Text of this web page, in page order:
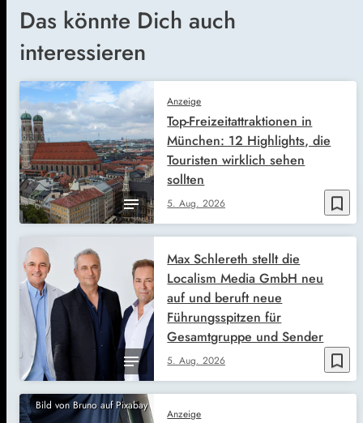
Das könnte Dich auch
interessieren
bookmark_border
Anzeige
5. Aug. 2026
Top-Freizeitattraktionen in
München: 12 Highlights, die
Touristen wirklich sehen
sollten
bookmark_border
5. Aug. 2026
Max Schlereth stellt die
Localism Media GmbH neu
auf und beruft neue
Führungsspitzen für
Gesamtgruppe und Sender
Bild von Bruno auf Pixabay
Anzeige